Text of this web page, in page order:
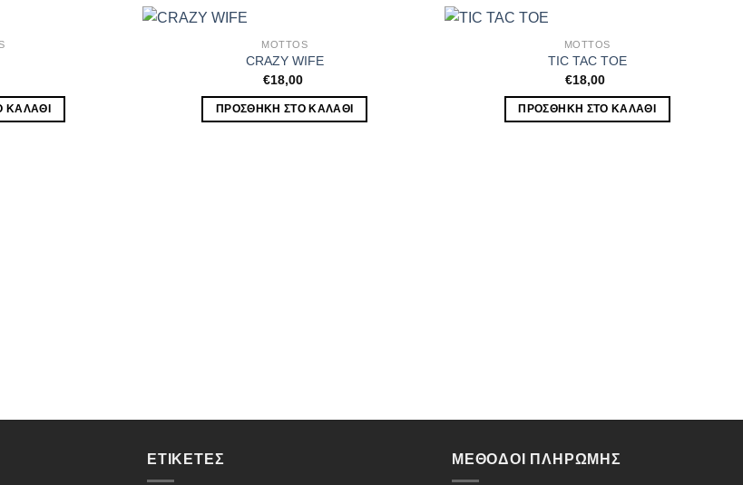
ΚΑΛΆΘΙ
MOTTOS
CRAZY WIFE
€18,00
ΠΡΟΣΘΉΚΗ ΣΤΟ ΚΑΛΆΘΙ
MOTTOS
TIC TAC TOE
€18,00
ΠΡΟΣΘΉΚΗ ΣΤΟ ΚΑΛΆΘΙ
ΕΤΙΚΈΤΕΣ ΜΈΘΟΔΟΙ ΠΛΗΡΩΜΉΣ